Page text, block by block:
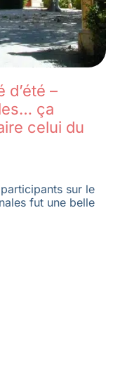
d’été –
ça
celui du
participants sur le
fut une belle